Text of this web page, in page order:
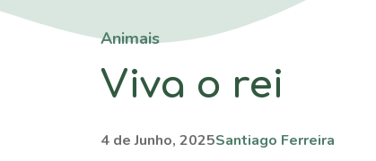
Animais
Viva o rei
4 de Junho, 2025Santiago Ferreira